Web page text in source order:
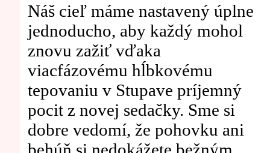
Náš cieľ máme nastavený úplne
jednoducho, aby každý mohol
znovu zažiť vďaka
viacfázovému hĺbkovému
tepovaniu v Stupave príjemný
pocit z novej sedačky. Sme si
dobre vedomí, že pohovku ani